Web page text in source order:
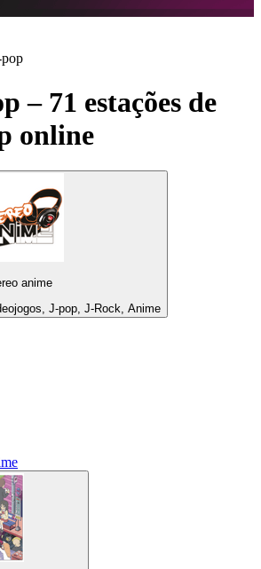
– 71 estações de
online
anime
J-pop, J-Rock, Anime